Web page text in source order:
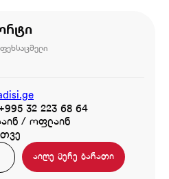
32 223 68 64
/ ოფლაინ
აიღე მერე ბარათი